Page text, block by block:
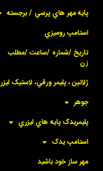
پايه مهر هاي پرسي / برجسته
استامپ روميزي
تاريخ /شماره /ساعت /مطلب
زن
ژلاتين ، پليمر ورقي، لاستيک ليزر
جوهر
پليمريدک پايه هاي ليزري
استامپ يدک
مهر ساز خود باشيد